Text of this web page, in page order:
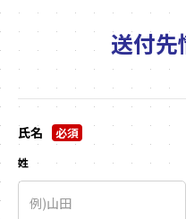
送付先
氏名 必須
姓